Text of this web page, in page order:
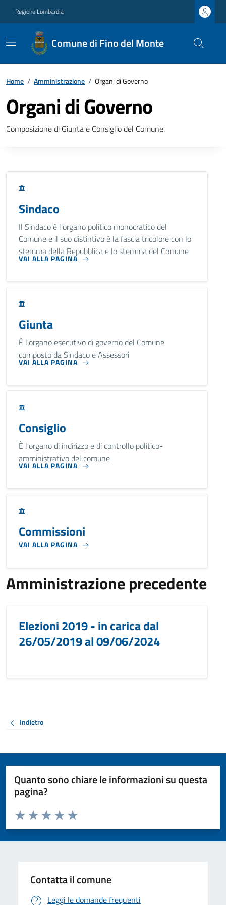
Regione Lombardia
Comune di Fino del Monte
Home / Amministrazione / Organi di Governo
Organi di Governo
Composizione di Giunta e Consiglio del Comune.
Sindaco
Il Sindaco è l'organo politico monocratico del
Comune e il suo distintivo è la fascia tricolore con lo
stemma della Repubblica e lo stemma del Comune
VAI ALLA PAGINA
Giunta
È l'organo esecutivo di governo del Comune
composto da Sindaco e Assessori
VAI ALLA PAGINA
Consiglio
È l'organo di indirizzo e di controllo politico-
amministrativo del comune
VAI ALLA PAGINA
Commissioni
VAI ALLA PAGINA
Amministrazione precedente
Elezioni 2019 - in carica dal
26/05/2019 al 09/06/2024
Indietro
Quanto sono chiare le informazioni su questa
pagina?
Valuta da 1 a 5 stelle la pagina
Valuta 5 stelle su 5
Valuta 4 stelle su 5
Valuta 3 stelle su 5
Valuta 2 stelle su 5
Valuta 1 stelle su 5
Contatta il comune
Leggi le domande frequenti